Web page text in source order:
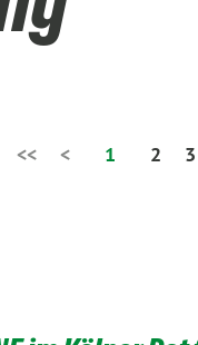
<< < 1 2 3